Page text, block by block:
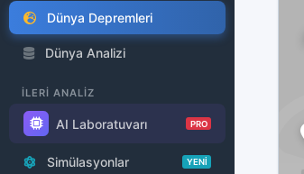
Dünya Depremleri
Dünya Analizi
İLERİ ANALİZ
AI Laboratuvarı PRO
Simülasyonlar YENİ